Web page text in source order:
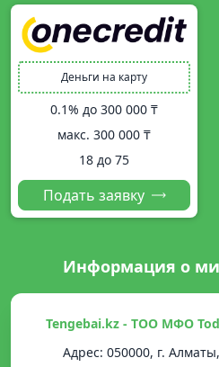
Деньги на карту
0.1% до 300 000 ₸
макс. 300 000 ₸
18 до 75
Подать заявку
Информация о
Tengebai.kz - ТОО МФО
Адрес: 050000, г.